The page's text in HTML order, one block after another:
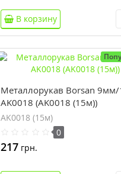
В корзину
Металлорукав Borsan
AK0018 (AK0018 (15м))
AK0018 (15м)
0
217 грн.